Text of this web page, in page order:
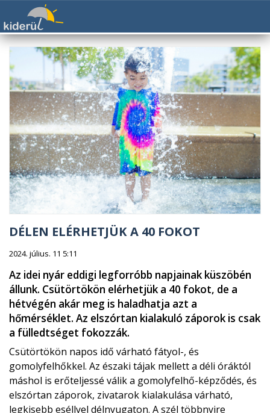
DÉLEN ELÉRHETJÜK A 40 FOKOT
2024. július. 11 5:11
Az idei nyár eddigi legforróbb napjainak küszöbén
állunk. Csütörtökön elérhetjük a 40 fokot, de a
hétvégén akár meg is haladhatja azt a
hőmérséklet. Az elszórtan kialakuló záporok is csak
a fülledtséget fokozzák.
Csütörtökön napos idő várható fátyol-, és
gomolyfelhőkkel. Az északi tájak mellett a déli óráktól
máshol is erőteljessé válik a gomolyfelhő-képződés, és
elszórtan záporok, zivatarok kialakulása várható,
legkisebb eséllyel délnyugaton. A szél többnyire